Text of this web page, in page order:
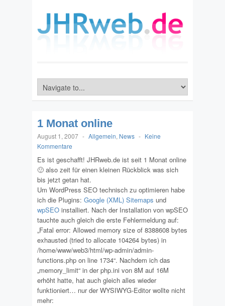
1 Monat online
August 1, 2007 - Allgemein, News - Keine
Kommentare
Es ist geschafft! JHRweb.de ist seit 1 Monat online
🙂 also zeit für einen kleinen Rückblick was sich
bis jetzt getan hat.
Um WordPress SEO technisch zu optimieren habe
ich die Plugins: Google (XML) Sitemaps und
wpSEO installiert. Nach der Installation von wpSEO
tauchte auch gleich die erste Fehlermeldung auf:
„Fatal error: Allowed memory size of 8388608 bytes
exhausted (tried to allocate 104264 bytes) in
/home/www/web3/html/wp-admin/admin-
functions.php on line 1734“. Nachdem ich das
„memory_limit“ in der php.ini von 8M auf 16M
erhöht hatte, hat auch gleich alles wieder
funktioniert… nur der WYSIWYG-Editor wollte nicht
mehr: